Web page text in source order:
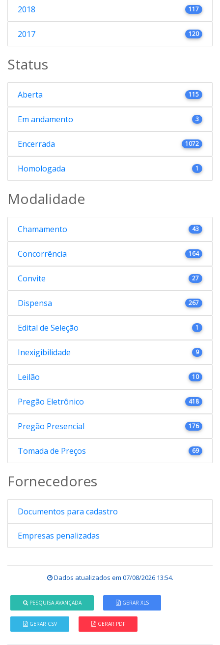
2018 117
2017 120
Status
Aberta 115
Em andamento 3
Encerrada 1072
Homologada 1
Modalidade
Chamamento 43
Concorrência 164
Convite 27
Dispensa 267
Edital de Seleção 1
Inexigibilidade 9
Leilão 10
Pregão Eletrônico 418
Pregão Presencial 176
Tomada de Preços 69
Fornecedores
Documentos para cadastro
Empresas penalizadas
Dados atualizados em 07/08/2026 13:54.
PESQUISA AVANÇADA GERAR XLS
GERAR CSV GERAR PDF